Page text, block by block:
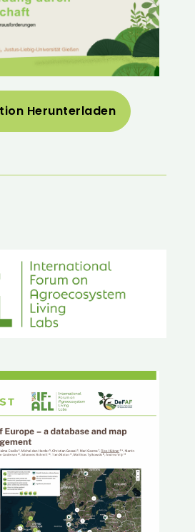
Herunterladen